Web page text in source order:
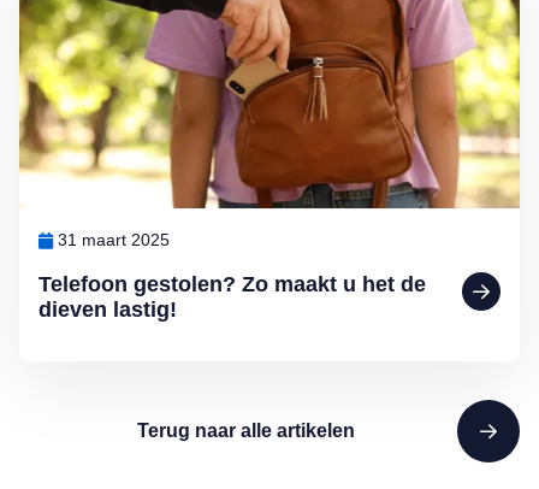
Telefoon gestolen? Zo maakt u het de
dieven lastig!
31 maart 2025
Terug naar alle artikelen